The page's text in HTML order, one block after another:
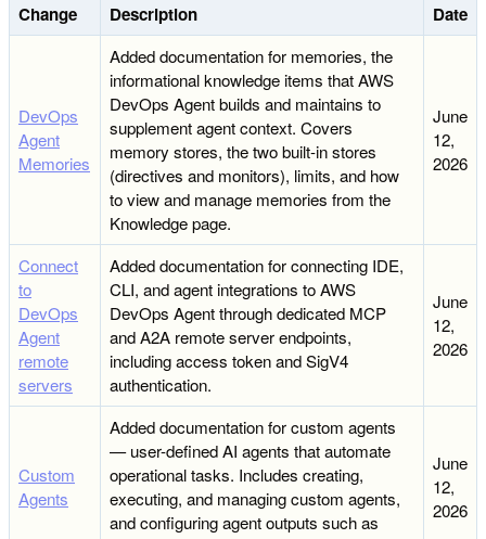
Change Description Date
DevOps
Agent
Memories
Added documentation for memories, the
informational knowledge items that AWS
DevOps Agent builds and maintains to
supplement agent context. Covers
memory stores, the two built-in stores
(directives and monitors), limits, and how
to view and manage memories from the
Knowledge page.
June
12,
2026
Connect
to
DevOps
Agent
remote
servers
Added documentation for connecting IDE,
CLI, and agent integrations to AWS
DevOps Agent through dedicated MCP
and A2A remote server endpoints,
including access token and SigV4
authentication.
June
12,
2026
Custom
Agents
Added documentation for custom agents
— user-defined AI agents that automate
operational tasks. Includes creating,
executing, and managing custom agents,
and configuring agent outputs such as
June
12,
2026